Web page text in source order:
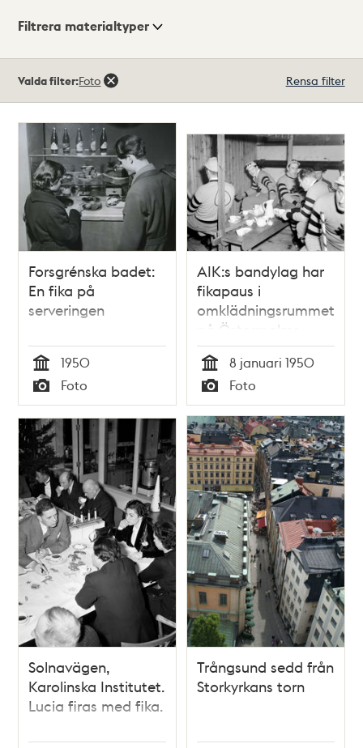
Visningsläge
Filtrera materialtyper
träffar
Valda filter:Foto Rensa filter
Forsgrénska badet:
En fika på
serveringen
Tid
1950
Typ
Foto
AIK:s bandylag har
fikapaus i
omklädningsrummet
på Östermalms
Idrottsplats
Tid
8 januari 1950
Typ
Foto
Solnavägen,
Karolinska Institutet.
Lucia firas med fika.
Trångsund sedd från
Storkyrkans torn